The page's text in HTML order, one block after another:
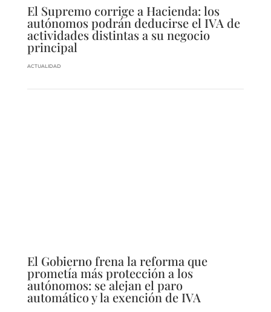
El Supremo corrige a Hacienda: los
autónomos podrán deducirse el IVA de
actividades distintas a su negocio
principal
ACTUALIDAD
El Gobierno frena la reforma que
prometía más protección a los
autónomos: se alejan el paro
automático y la exención de IVA